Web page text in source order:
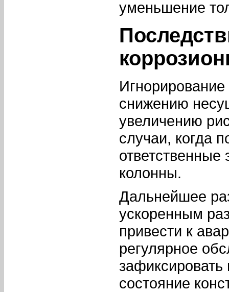
уменьшение
снижению
увеличению
случаи, когда
ответственные
колонны.
Дальнейшее
ускоренным
привести к
регулярное
зафиксировать
состояние